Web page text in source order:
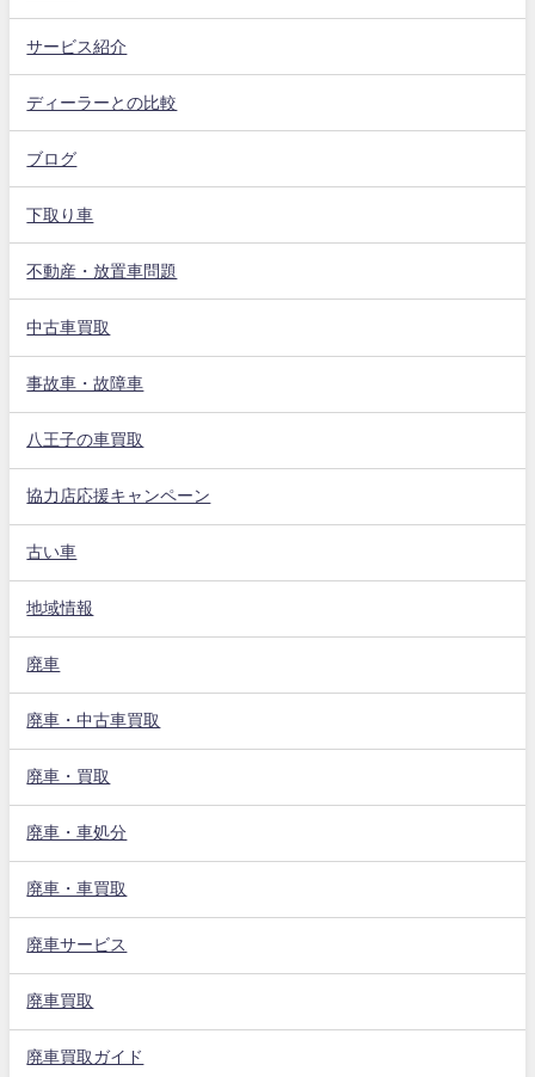
サービス紹介
ディーラーとの比較
ブログ
下取り車
不動産・放置車問題
中古車買取
事故車・故障車
八王子の車買取
協力店応援キャンペーン
古い車
地域情報
廃車
廃車・中古車買取
廃車・買取
廃車・車処分
廃車・車買取
廃車サービス
廃車買取
廃車買取ガイド